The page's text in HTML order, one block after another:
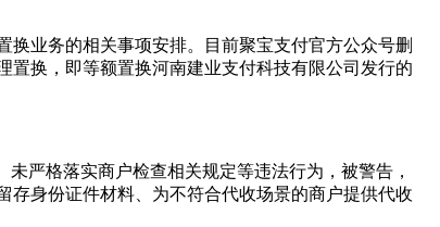
业务的相关事项安排。目前聚宝支付官方公众号删
置换，即等额置换河南建业支付科技有限公司发行的
严格落实商户检查相关规定等违法行为，被警告，
存身份证件材料、为不符合代收场景的商户提供代收